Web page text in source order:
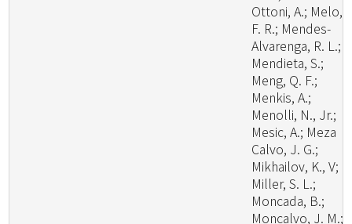
Ottoni, A.; Melo,
F. R.; Mendes-
Alvarenga, R. L.;
Mendieta, S.;
Meng, Q. F.;
Menkis, A.;
Menolli, N., Jr.;
Mesic, A.; Meza
Calvo, J. G.;
Mikhailov, K., V;
Miller, S. L.;
Moncada, B.;
Moncalvo, J. M.;